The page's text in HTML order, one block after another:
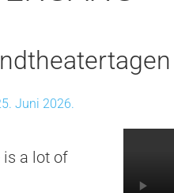
Juni 2026.
is a lot of